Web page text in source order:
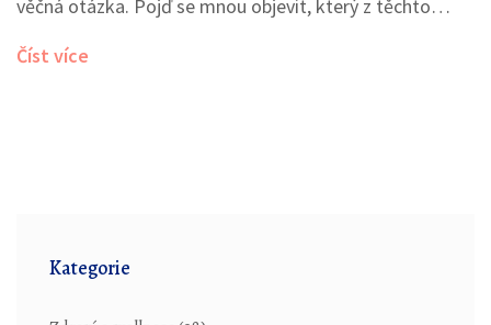
věčná otázka. Pojď se mnou objevit, který z těchto
tvůj životní styl a zdraví.
Číst více
Kategorie